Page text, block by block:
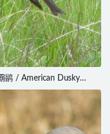
鹟 / American Dusky
/ Empidonax